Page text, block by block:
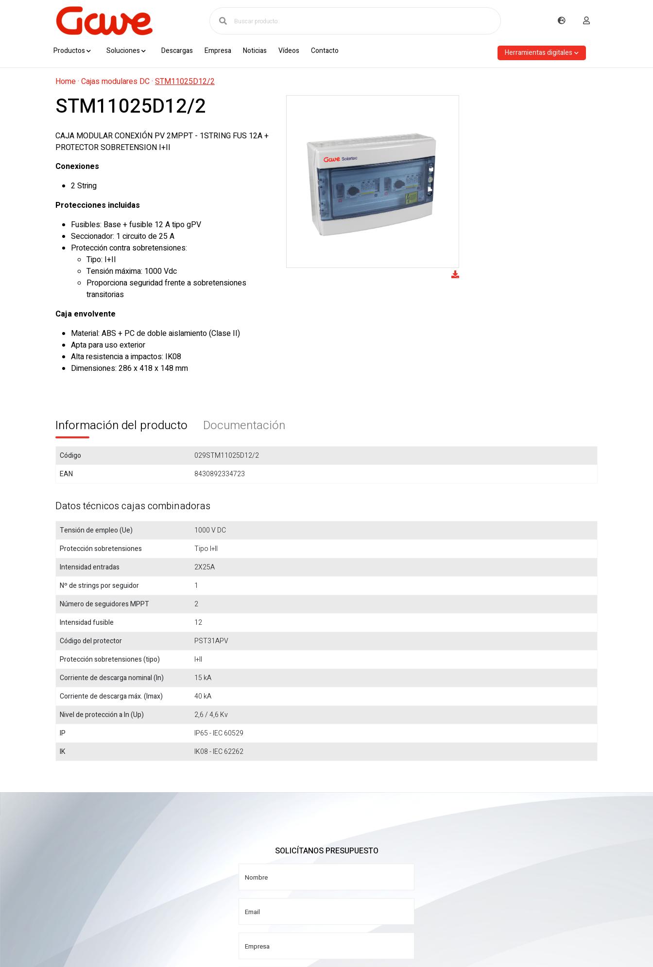
Productos Soluciones Descargas Empresa Noticias Vídeos Contacto Herramientas digitales
Home· Cajas modulares DC· STM11025D12/2
STM11025D12/2
CAJA MODULAR CONEXIÓN PV 2MPPT - 1STRING FUS 12A +
PROTECTOR SOBRETENSION I+II
Conexiones
2 String
Protecciones incluidas
Fusibles: Base + fusible 12 A tipo gPV
Seccionador: 1 circuito de 25 A
Protección contra sobretensiones:
Tipo: I+II
Tensión máxima: 1000 Vdc
Proporciona seguridad frente a sobretensiones
transitorias
Caja envolvente
Material: ABS + PC de doble aislamiento (Clase II)
Apta para uso exterior
Alta resistencia a impactos: IK08
Dimensiones: 286 x 418 x 148 mm
Información del producto Documentación
Código
029STM11025D12/2
EAN
8430892334723
Datos técnicos cajas combinadoras
Tensión de empleo (Ue)
1000 V DC
Protección sobretensiones
Tipo I+II
Intensidad entradas
2X25A
Nº de strings por seguidor
1
Número de seguidores MPPT
2
Intensidad fusible
12
Código del protector
PST31APV
Protección sobretensiones (tipo)
I+II
Corriente de descarga nominal (In)
15 kA
Corriente de descarga máx. (Imax)
40 kA
Nivel de protección a In (Up)
2,6 / 4,6 Kv
IP
IP65 - IEC 60529
IK
IK08 - IEC 62262
SOLICÍTANOS PRESUPUESTO